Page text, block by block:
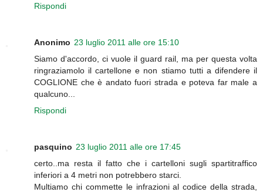
Rispondi
Anonimo 23 luglio 2011 alle ore 15:10
Siamo d'accordo, ci vuole il guard rail, ma per questa volta
ringraziamolo il cartellone e non stiamo tutti a difendere il
COGLIONE che è andato fuori strada e poteva far male a
qualcuno...
Rispondi
pasquino 23 luglio 2011 alle ore 17:45
certo..ma resta il fatto che i cartelloni sugli spartitraffico
inferiori a 4 metri non potrebbero starci.
Multiamo chi commette le infrazioni al codice della strada,